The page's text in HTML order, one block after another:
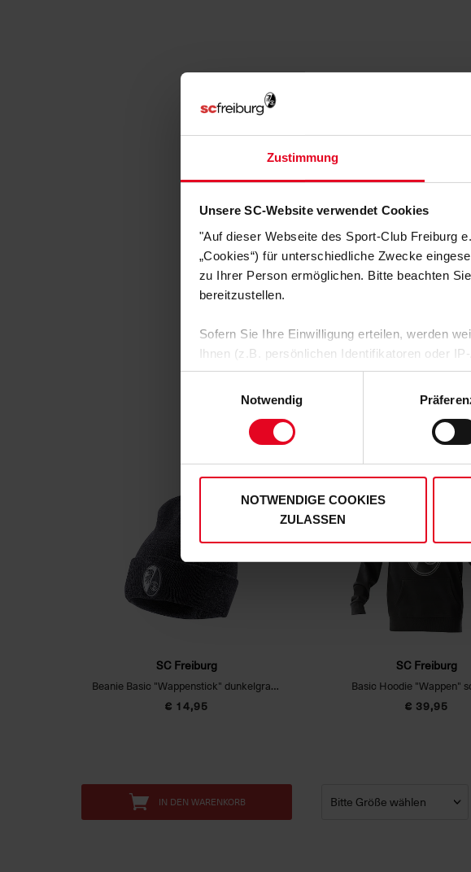
Zustimmung
Unsere SC-Website verwendet Cookies
"Auf dieser Webseite des Sport-Club Freiburg
„Cookies“) für unterschiedliche Zwecke
zu Ihrer Person ermöglichen. Bitte beachten
bereitzustellen.
Sofern Sie Ihre Einwilligung erteilen, werden
Ihnen (z.B. persönlichen Identifikatoren oder
zulassen“-Button stimmen Sie der
personenbezogenen Daten für die unten
Soweit Sie „Notwendige Cookies“ auswählen,
Notwendig
NOTWENDIGE COOKIES
ZULASSEN
SC Freiburg
Beanie Basic "Wappenstick" dunkelgrau dark grey
€ 14,95
IN DEN WARENKORB
SC Freiburg
Basic Hoodie "Wappen"
€ 39,95